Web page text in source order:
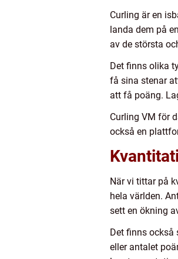
Curling är en
landa dem på
av de största
Det finns olika
få sina stenar
att få poäng.
Curling VM för
också en
När vi tittar på
hela världen.
sett en ökning
Det finns också
eller antalet